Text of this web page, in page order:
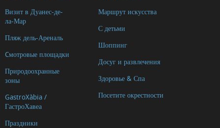
Визит в Дуанес-де-
ла-Мар
Пляж дель-Ареналь
Cмотровые площадки
Природоохранные
зоны
GastroXàbia /
ГастроХавеа
Праздники
Маршрут искусства
С детьми
Шоппинг
Досуг и развлечения
Здоровье & Спа
Посетите окрестности